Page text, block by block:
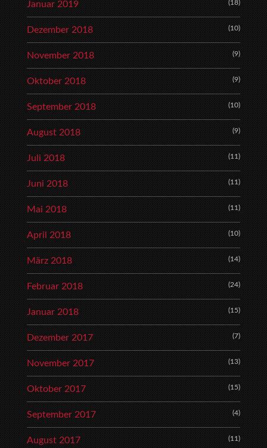
Januar 2019 (18)
Dezember 2018 (10)
November 2018 (9)
Oktober 2018 (9)
September 2018 (10)
August 2018 (9)
Juli 2018 (11)
Juni 2018 (11)
Mai 2018 (11)
April 2018 (10)
März 2018 (14)
Februar 2018 (24)
Januar 2018 (15)
Dezember 2017 (7)
November 2017 (13)
Oktober 2017 (15)
September 2017 (4)
August 2017 (11)